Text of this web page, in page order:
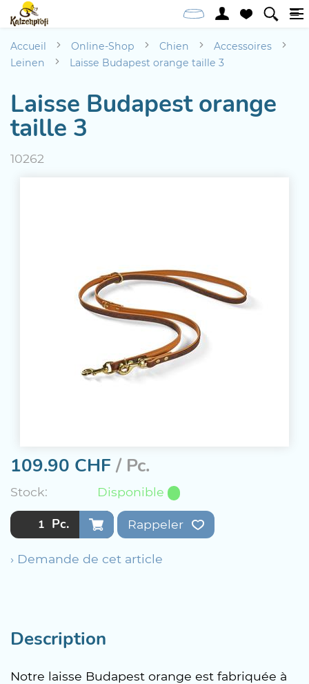
Accueil Online-Shop Chien
Accessoires
Leinen
Laisse Budapest orange taille 3
Laisse Budapest orange
taille 3
10262
109.90 CHF/ Pc.
Stock: Disponible
Pc. Rappeler
› Demande de cet article
Description
Notre laisse Budapest orange est fabriquée à